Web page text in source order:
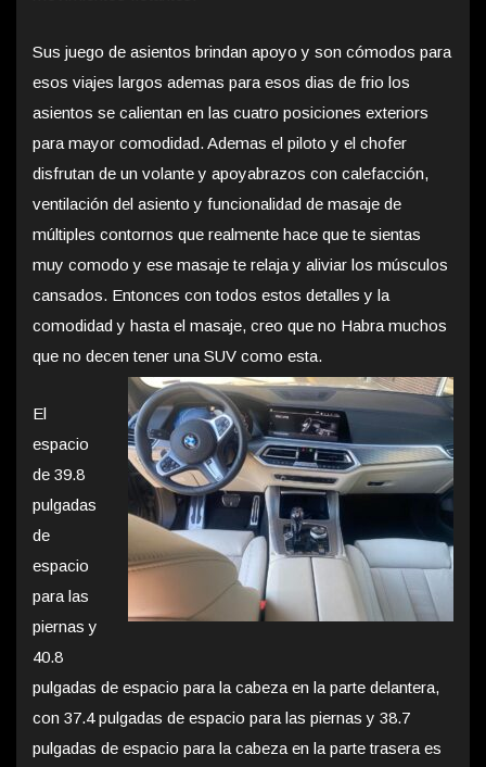
Sus juego de asientos brindan apoyo y son cómodos para
esos viajes largos ademas para esos dias de frio los
asientos se calientan en las cuatro posiciones exteriors
para mayor comodidad. Ademas el piloto y el chofer
disfrutan de un volante y apoyabrazos con calefacción,
ventilación del asiento y funcionalidad de masaje de
múltiples contornos que realmente hace que te sientas
muy comodo y ese masaje te relaja y aliviar los músculos
cansados. Entonces con todos estos detalles y la
comodidad y hasta el masaje, creo que no Habra muchos
que no decen tener una SUV como esta.
El
espacio
de 39.8
pulgadas
de
espacio
para las
piernas y
40.8
pulgadas de espacio para la cabeza en la parte delantera,
con 37.4 pulgadas de espacio para las piernas y 38.7
pulgadas de espacio para la cabeza en la parte trasera es